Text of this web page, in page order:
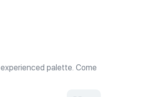
palette. Come
Tandoor to Vegetarian.